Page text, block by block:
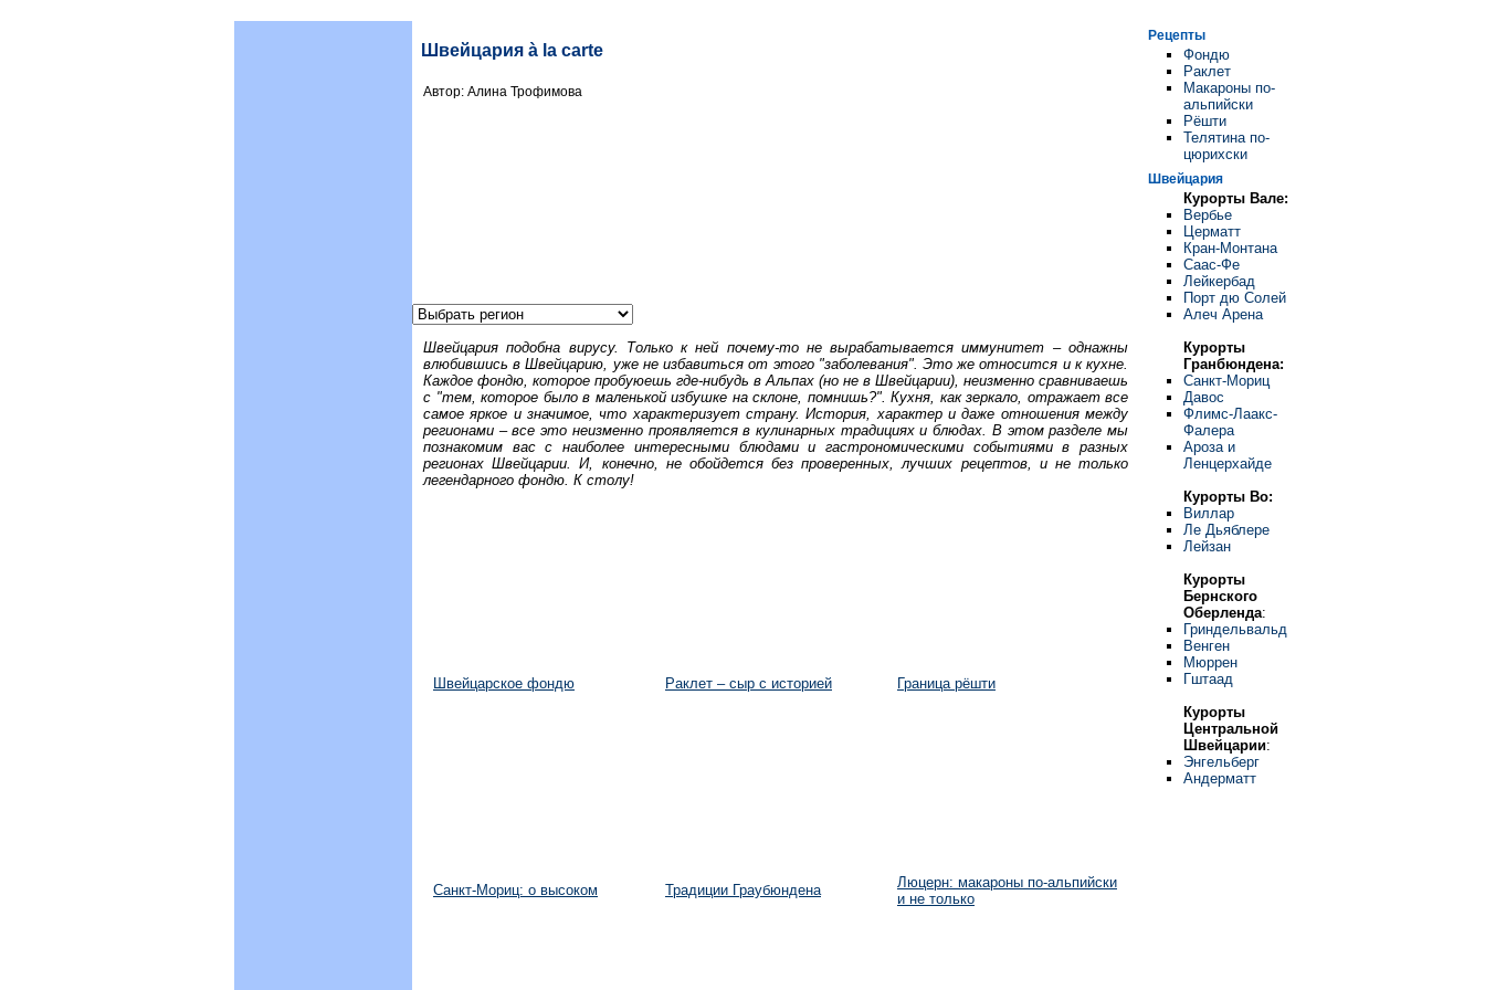
Швейцария à la carte
Автор: Алина Трофимова
Швейцария подобна вирусу. Только к ней почему-то не вырабатывается иммунитет – однажны
влюбившись в Швейцарию, уже не избавиться от этого "заболевания". Это же относится и к кухне.
Каждое фондю, которое пробуюешь где-нибудь в Альпах (но не в Швейцарии), неизменно сравниваешь
с "тем, которое было в маленькой избушке на склоне, помнишь?". Кухня, как зеркало, отражает все
самое яркое и значимое, что характеризует страну. История, характер и даже отношения между
регионами – все это неизменно проявляется в кулинарных традициях и блюдах. В этом разделе мы
познакомим вас с наиболее интересными блюдами и гастрономическими событиями в разных
регионах Швейцарии. И, конечно, не обойдется без проверенных, лучших рецептов, и не только
легендарного фондю. К столу!
Швейцарское фондю Раклет – сыр с историей Граница рёшти
Санкт-Мориц: о высоком Традиции Граубюндена
Люцерн: макароны по-альпийски
и не только
Рецепты
Фондю
Раклет
Макароны по-
альпийски
Рёшти
Телятина по-
цюрихски
Швейцария
Курорты Вале:
Вербье
Церматт
Кран-Монтана
Саас-Фе
Лейкербад
Порт дю Солей
Алеч Арена
Курорты
Гранбюндена:
Санкт-Мориц
Давос
Флимс-Лаакс-
Фалера
Ароза и
Ленцерхайде
Курорты Во:
Виллар
Ле Дьяблере
Лейзан
Курорты
Бернского
Оберленда:
Гриндельвальд
Венген
Мюррен
Гштаад
Курорты
Центральной
Швейцарии:
Энгельберг
Андерматт